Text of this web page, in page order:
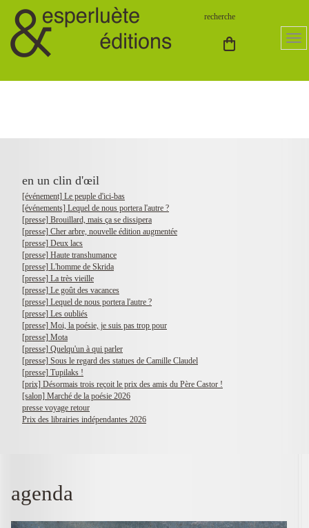
en un clin d'œil
[événement] Le peuple d'ici-bas
[événements] Lequel de nous portera l'autre ?
[presse] Brouillard, mais ça se dissipera
[presse] Cher arbre, nouvelle édition augmentée
[presse] Deux lacs
[presse] Haute transhumance
[presse] L'homme de Skrida
[presse] La très vieille
[presse] Le goût des vacances
[presse] Lequel de nous portera l'autre ?
[presse] Les oubliés
[presse] Moi, la poésie, je suis pas trop pour
[presse] Mota
[presse] Quelqu'un à qui parler
[presse] Sous le regard des statues de Camille Claudel
[presse] Tupilaks !
[prix] Désormais trois reçoit le prix des amis du Père Castor !
[salon] Marché de la poésie 2026
presse voyage retour
Prix des librairies indépendantes 2026
agenda